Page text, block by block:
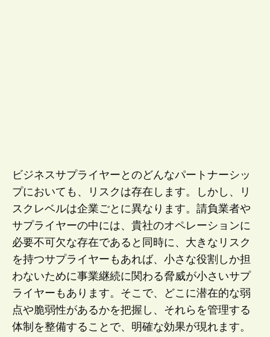
ビジネスサプライヤーとのどんなパートナーシッ
プにおいても、リスクは存在します。しかし、リ
スクレベルは企業ごとに異なります。請負業者や
サプライヤーの中には、貴社のオペレーションに
必要不可欠な存在であると同時に、大きなリスク
を持つサプライヤーもあれば、小さな役割しか担
わないために事業継続に関わる脅威が小さいサプ
ライヤーもあります。そこで、どこに潜在的な弱
点や脆弱性があるかを把握し、それらを管理する
体制を整備することで、明確な効果が現れます。